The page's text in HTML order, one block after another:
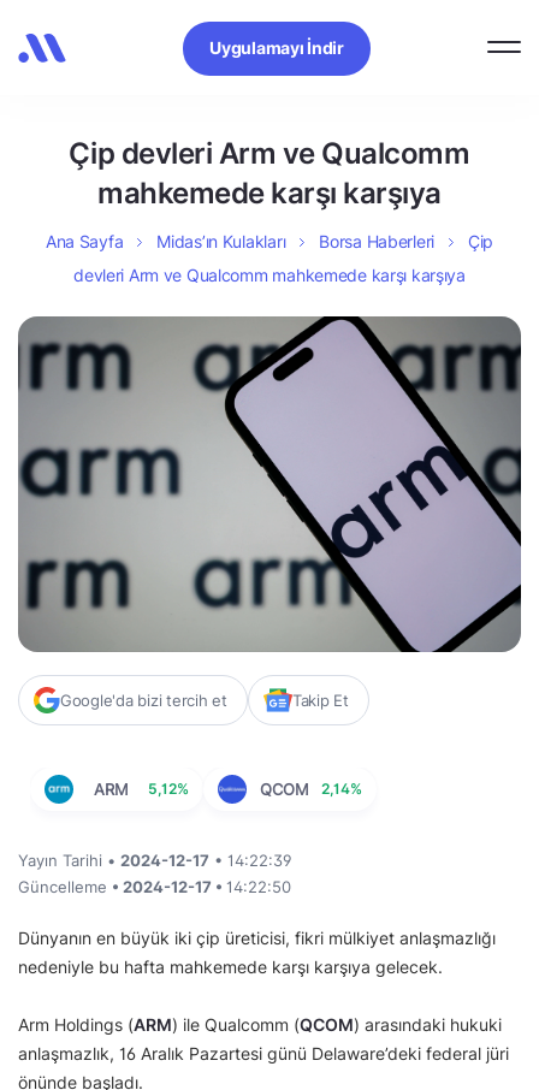
Uygulamayı İndir
Çip devleri Arm ve Qualcomm
mahkemede karşı karşıya
Ana Sayfa Midas’ın Kulakları Borsa Haberleri
Çip
devleri Arm ve Qualcomm mahkemede karşı karşıya
Google'da bizi tercih et Takip Et
ARM 5,12% QCOM 2,14%
Yayın Tarihi • 2024-12-17 • 14:22:39
Güncelleme • 2024-12-17 • 14:22:50
Dünyanın en büyük iki çip üreticisi, fikri mülkiyet anlaşmazlığı
nedeniyle bu hafta mahkemede karşı karşıya gelecek.
Arm Holdings (ARM) ile Qualcomm (QCOM) arasındaki hukuki
anlaşmazlık, 16 Aralık Pazartesi günü Delaware’deki federal jüri
önünde başladı.